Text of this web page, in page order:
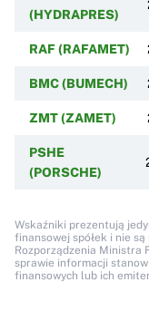
(HYDRAPRES)
RAF (RAFAMET)
BMC (BUMECH)
ZMT (ZAMET)
PSHE
(PORSCHE)
Wskaźniki prezentują
finansowej spółek i nie
Rozporządzenia Ministra
sprawie informacji
finansowych lub ich